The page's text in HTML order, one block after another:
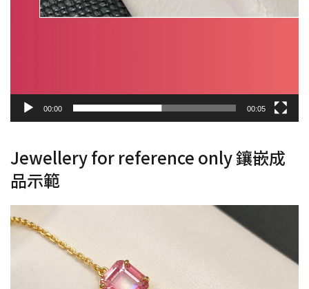
00:00 00:05
Jewellery for reference only 鑲嵌成
品示範